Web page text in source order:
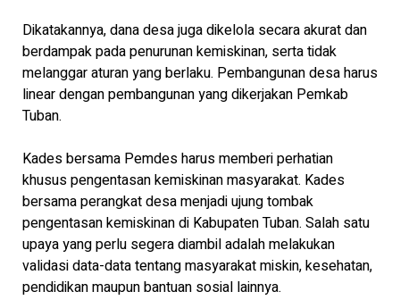
Dikatakannya, dana desa juga dikelola secara akurat dan
berdampak pada penurunan kemiskinan, serta tidak
melanggar aturan yang berlaku. Pembangunan desa harus
linear dengan pembangunan yang dikerjakan Pemkab
Tuban.
Kades bersama Pemdes harus memberi perhatian
khusus pengentasan kemiskinan masyarakat. Kades
bersama perangkat desa menjadi ujung tombak
pengentasan kemiskinan di Kabupaten Tuban. Salah satu
upaya yang perlu segera diambil adalah melakukan
validasi data-data tentang masyarakat miskin, kesehatan,
pendidikan maupun bantuan sosial lainnya.